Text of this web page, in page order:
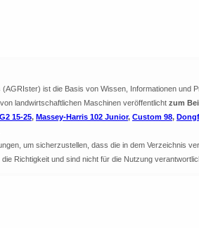
ist die Basis von Wissen, Informationen
landwirtschaftlichen Maschinen veröffentlicht zum
15-25, Massey-Harris 102 Junior, Custom 98,
um sicherzustellen, dass die in dem Verzeichnis
Richtigkeit und sind nicht für die Nutzung